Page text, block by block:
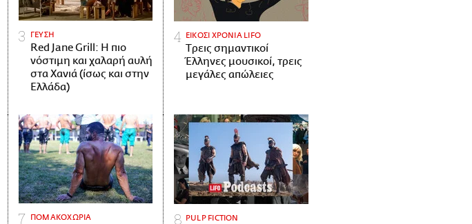
ΓΕΥΣΗ
Red Jane Grill: Η πιο
νόστιμη και χαλαρή αυλή
στα Χανιά (ίσως και στην
Ελλάδα)
ΕΙΚΟΣΙ ΧΡΟΝΙΑ LIFO
Tρεις σημαντικοί
Έλληνες μουσικοί, τρεις
μεγάλες απώλειες
ΠΟΜΑΚΟΧΩΡΙΑ PULP FICTION